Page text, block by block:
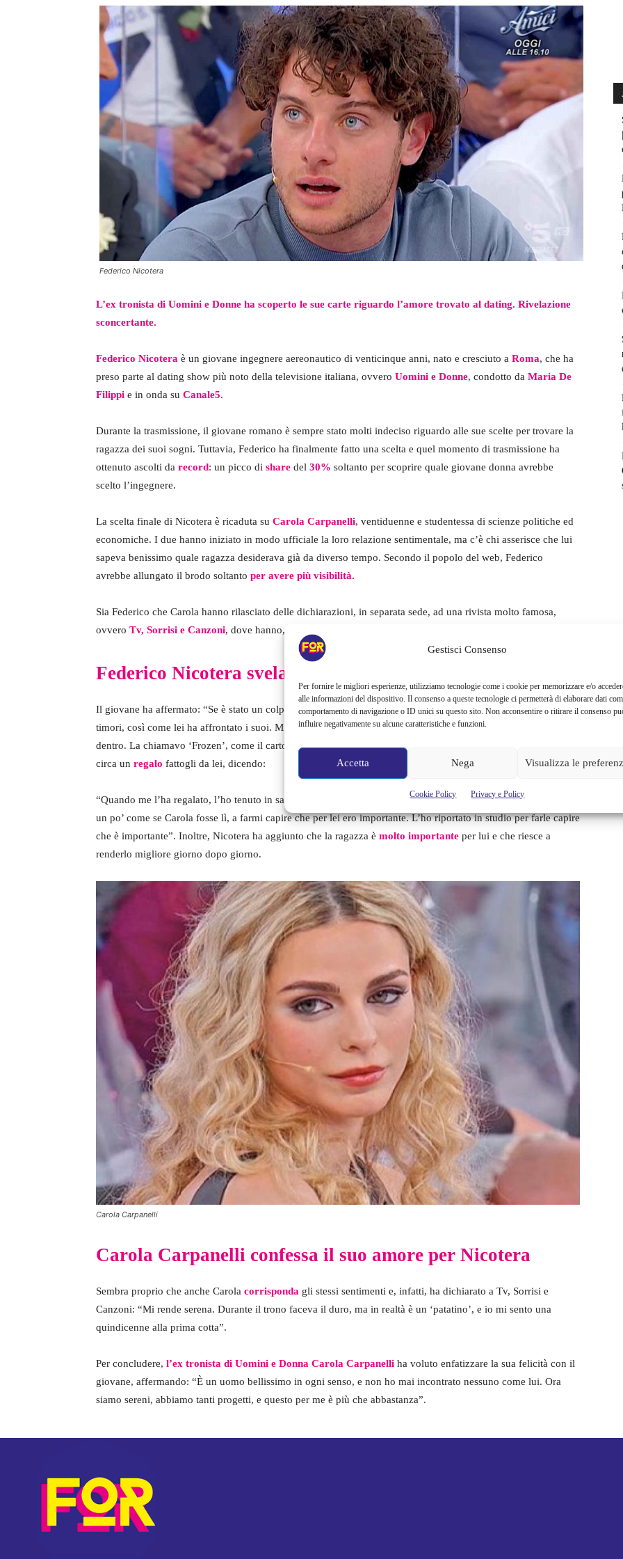
Gestisci Consenso
Per fornire le migliori esperienze, utilizziamo tecnologie come i cookie per memorizzare e/o
alle informazioni del dispositivo. Il consenso a queste tecnologie ci permetterà di elaborare dati
comportamento di navigazione o ID unici su questo sito. Non acconsentire o ritirare il consenso
influire negativamente su alcune caratteristiche e funzioni.
Accetta Nega Visualizza le
Cookie Policy Privacy e Policy
Federico Nicotera
L’ex tronista di Uomini e Donne ha scoperto le sue carte riguardo l’amore trovato al dating. Rivelazione
sconcertante.
Federico Nicotera è un giovane ingegnere aereonautico di venticinque anni, nato e cresciuto a Roma, che ha
preso parte al dating show più noto della televisione italiana, ovvero Uomini e Donne, condotto da Maria De
Filippi e in onda su Canale5.
Durante la trasmissione, il giovane romano è sempre stato molti indeciso riguardo alle sue scelte per trovare la
ragazza dei suoi sogni. Tuttavia, Federico ha finalmente fatto una scelta e quel momento di trasmissione ha
ottenuto ascolti da record: un picco di share del 30% soltanto per scoprire quale giovane donna avrebbe
scelto l’ingegnere.
La scelta finale di Nicotera è ricaduta su Carola Carpanelli, ventiduenne e studentessa di scienze politiche ed
economiche. I due hanno iniziato in modo ufficiale la loro relazione sentimentale, ma c’è chi asserisce che lui
sapeva benissimo quale ragazza desiderava già da diverso tempo. Secondo il popolo del web, Federico
avrebbe allungato il brodo soltanto per avere più visibilità.
Sia Federico che Carola hanno rilasciato delle dichiarazioni, in separata sede, ad una rivista molto famosa,
ovvero Tv, Sorrisi e Canzoni, dove hanno, in qualche modo, confermato i dubbi dei loro stessi fan.
Federico Nicotera svela il mistero della sua scelta
Il giovane ha affermato: “Se è stato un colpo di fulmine? Sì, ma avevo le mie paure… Io ho affrontato i miei
timori, così come lei ha affrontato i suoi. Mi è piaciuta sin dal primo istante, ma lei non si faceva leggere
dentro. La chiamavo ‘Frozen’, come il cartone animato con la regina di ghiaccio”. Federico ha poi commentato
circa un regalo fattogli da lei, dicendo:
“Quando me l’ha regalato, l’ho tenuto in sala da pranzo: ogni giorno, tornando dal lavoro, lo guardavo, ed era
un po’ come se Carola fosse lì, a farmi capire che per lei ero importante. L’ho riportato in studio per farle capire
che è importante”. Inoltre, Nicotera ha aggiunto che la ragazza è molto importante per lui e che riesce a
renderlo migliore giorno dopo giorno.
Carola Carpanelli
Carola Carpanelli confessa il suo amore per Nicotera
Sembra proprio che anche Carola corrisponda gli stessi sentimenti e, infatti, ha dichiarato a Tv, Sorrisi e
Canzoni: “Mi rende serena. Durante il trono faceva il duro, ma in realtà è un ‘patatino’, e io mi sento una
quindicenne alla prima cotta”.
Per concludere, l’ex tronista di Uomini e Donna Carola Carpanelli ha voluto enfatizzare la sua felicità con il
giovane, affermando: “È un uomo bellissimo in ogni senso, e non ho mai incontrato nessuno come lui. Ora
siamo sereni, abbiamo tanti progetti, e questo per me è più che abbastanza”.